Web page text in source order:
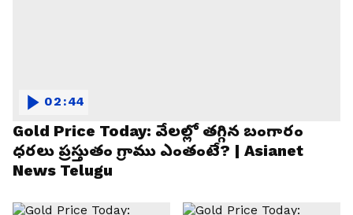
Gold Price Today: వేలల్లో తగ్గిన బంగారం
ధరలు ప్రస్తుతం గ్రాము ఎంతంటే? | Asianet
News Telugu
02:44